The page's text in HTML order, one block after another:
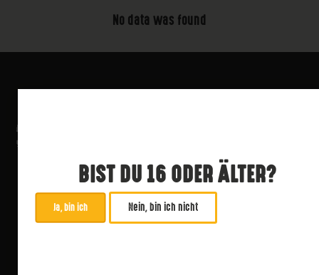
No data was found
BIST DU 16 ODER ÄLTER?
Ja, bin ich Nein, bin ich nicht